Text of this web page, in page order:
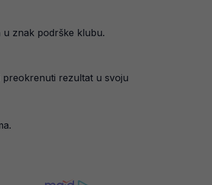
u znak podrške klubu.
preokrenuti rezultat u svoju